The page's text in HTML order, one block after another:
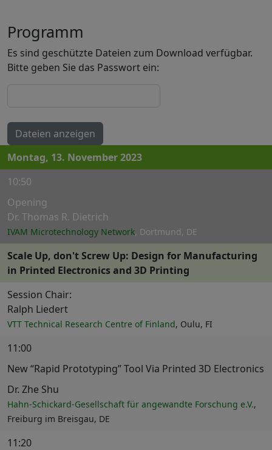
Programm
Es sind geschützte Dateien zum Download verfügbar.
Bitte geben Sie das Passwort ein:
Dateien anzeigen
Montag, 13. November 2023
10:50
Opening
Dr. Thomas R. Dietrich
IVAM Microtechnology Network, Dortmund, DE
Scale Up, don't Screw Up: Design for Manufacturing
in Printed Electronics and 3D Printing
Session Chair:
Ralph Liedert
VTT Technical Research Centre of Finland, Oulu, FI
11:00
New “Rapid Prototyping” Tool Via Printed 3D Electronics
Dr. Zhe Shu
Hahn-Schickard-Gesellschaft für angewandte Forschung e.V.,
Freiburg im Breisgau, DE
11:20